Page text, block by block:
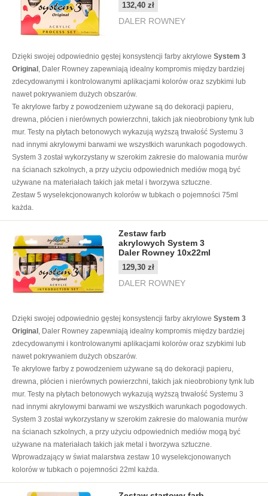
132,40 zł
DALER ROWNEY
Dzięki swojej odpowiednio gęstej konsystencji farby akrylowe System 3
Original , Daler Rowney zapewniają idealny kompromis między bardziej
zdecydowanymi i kontrolowanymi aplikacjami kolorów oraz szybkimi lub
nawet pokrywaniem dużych obszarów.
Te akrylowe farby z powodzeniem używane są do dekoracji papieru,
drewna, płócien i nierównych powierzchni, takich jak nieobrobiony tynk lub
mur. Testy na płytach betonowych wykazują wyższą trwałość Systemu 3
nad innymi akrylowymi barwami we wszystkich warunkach pogodowych.
System 3 został wykorzystany w szerokim zakresie do malowania murów
na ścianach szkolnych, a przy użyciu odpowiednich mediów mogą być
używane na materiałach takich jak metal i tworzywa sztuczne.
Zestaw 5 wyselekcjonowanych kolorów w tubkach o pojemności 75ml
każda.
Zestaw farb
akrylowych System 3
Daler Rowney 10x22ml
129,30 zł
DALER ROWNEY
Dzięki swojej odpowiednio gęstej konsystencji farby akrylowe System 3
Original , Daler Rowney zapewniają idealny kompromis między bardziej
zdecydowanymi i kontrolowanymi aplikacjami kolorów oraz szybkimi lub
nawet pokrywaniem dużych obszarów.
Te akrylowe farby z powodzeniem używane są do dekoracji papieru,
drewna, płócien i nierównych powierzchni, takich jak nieobrobiony tynk lub
mur. Testy na płytach betonowych wykazują wyższą trwałość Systemu 3
nad innymi akrylowymi barwami we wszystkich warunkach pogodowych.
System 3 został wykorzystany w szerokim zakresie do malowania murów
na ścianach szkolnych, a przy użyciu odpowiednich mediów mogą być
używane na materiałach takich jak metal i tworzywa sztuczne.
Wprowadzający w świat malarstwa zestaw 10 wyselekcjonowanych
kolorów w tubkach o pojemności 22ml każda.